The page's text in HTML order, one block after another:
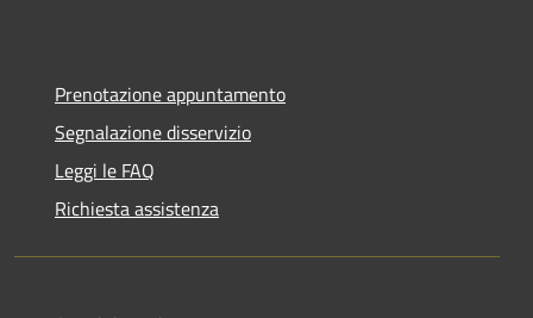
Prenotazione appuntamento
Segnalazione disservizio
Leggi le FAQ
Richiesta assistenza